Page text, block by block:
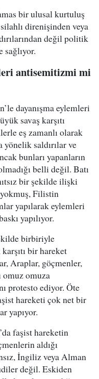
bir ulusal kurtuluş
direnişinden veya
değil politik
antisemitizmi mi
dayanışma eylemleri
savaş karşıtı
eş zamanlı olarak
yönelik saldırılar ve
bunları yapanların
belli değil. Batı
bir şekilde ilişki
Filistin
yapılarak eylemleri
yapılıyor.
birbiriyle
bir hareket
Araplar, göçmenler,
omuz omuza
protesto ediyor. Öte
hareketi çok net bir
yapıyor.
faşist hareketin
aldığı
İngiliz veya Alman
değil. Eskiden